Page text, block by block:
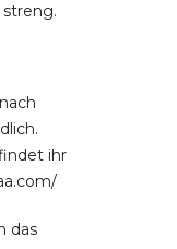
streng.
ihr
das